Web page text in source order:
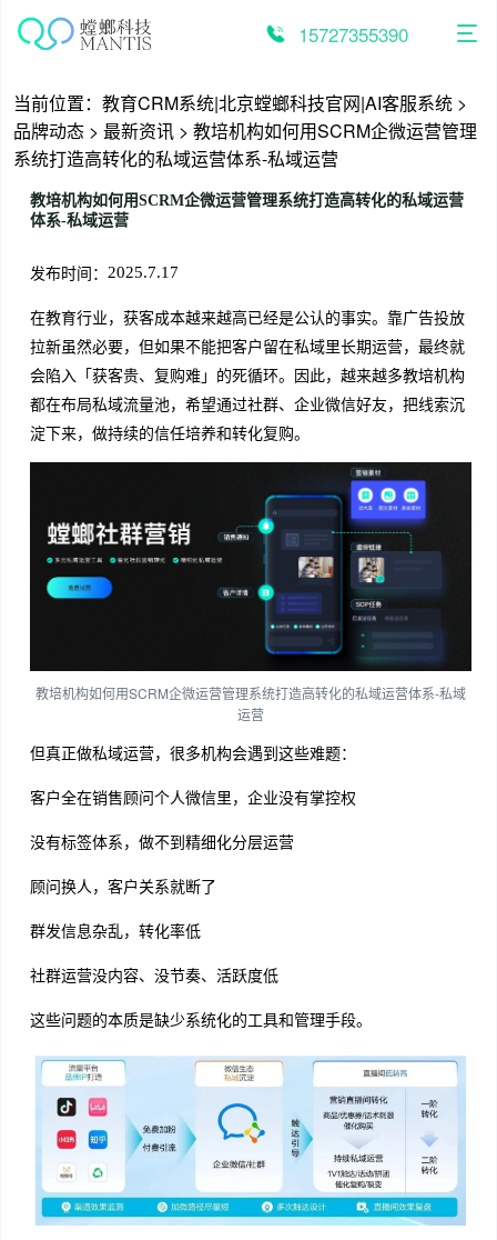
15727355390
当前位置： 教育CRM系统|北京螳螂科技官网|AI客服系统 >
品牌动态 > 最新资讯 > 教培机构如何用SCRM企微运营管理
系统打造高转化的私域运营体系-私域运营
教培机构如何用SCRM企微运营管理系统打造高转化的私域运营
体系-私域运营
发布时间： 2025.7.17
在教育行业，获客成本越来越高已经是公认的事实。靠广告投放
拉新虽然必要，但如果不能把客户留在私域里长期运营，最终就
会陷入「获客贵、复购难」的死循环。因此，越来越多教培机构
都在布局私域流量池，希望通过社群、企业微信好友，把线索沉
淀下来，做持续的信任培养和转化复购。
教培机构如何用SCRM企微运营管理系统打造高转化的私域运营体系-私域
运营
但真正做私域运营，很多机构会遇到这些难题：
客户全在销售顾问个人微信里，企业没有掌控权
没有标签体系，做不到精细化分层运营
顾问换人，客户关系就断了
群发信息杂乱，转化率低
社群运营没内容、没节奏、活跃度低
这些问题的本质是缺少系统化的工具和管理手段。